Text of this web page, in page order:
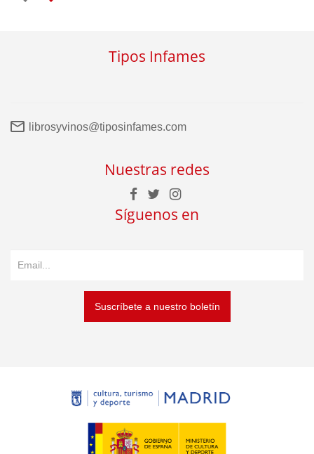
Tipos Infames
librosyvinos@tiposinfames.com
Nuestras redes
Síguenos en
Suscríbete a nuestro boletín